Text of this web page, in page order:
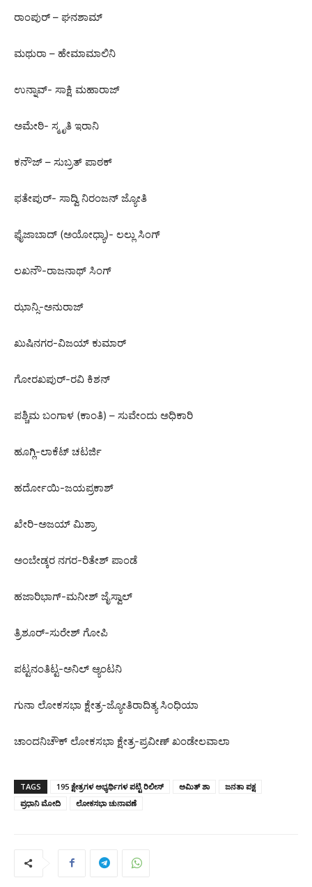
ರಾಂಪುರ್ – ಘನಶಾಮ್
ಮಥುರಾ – ಹೇಮಾಮಾಲಿನಿ
ಉನ್ನಾವ್- ಸಾಕ್ಷಿ ಮಹಾರಾಜ್
ಅಮೇಠಿ- ಸ್ಮೃತಿ ಇರಾನಿ
ಕನೌಜ್ – ಸುಬ್ರತ್ ಪಾಠಕ್
ಫತೇಪುರ್- ಸಾದ್ವಿ ನಿರಂಜನ್ ಜ್ಯೋತಿ
ಫೈಜಾಬಾದ್ (ಅಯೋಧ್ಯಾ)- ಲಲ್ಲು ಸಿಂಗ್
ಲಖನೌ-ರಾಜನಾಥ್ ಸಿಂಗ್
ಝಾನ್ಸಿ-ಅನುರಾಜ್
ಖುಷಿನಗರ-ವಿಜಯ್​ ಕುಮಾರ್
ಗೋರಖಪುರ್-ರವಿ ಕಿಶನ್
ಪಶ್ಚಿಮ ಬಂಗಾಳ (ಕಾಂತಿ) – ಸುವೇಂದು ಅಧಿಕಾರಿ
ಹೂಗ್ಲಿ-ಲಾಕೆಟ್ ಚಟರ್ಜಿ
ಹರ್ದೋಯಿ-ಜಯಪ್ರಕಾಶ್
ಖೇರಿ-ಅಜಯ್ ಮಿಶ್ರಾ
ಅಂಬೇಡ್ಕರ ನಗರ-ರಿತೇಶ್ ಪಾಂಡೆ
ಹಜಾರಿಭಾಗ್-ಮನೀಶ್ ಜೈಸ್ವಾಲ್
ತ್ರಿಶೂರ್-ಸುರೇಶ್ ಗೋಪಿ
ಪಟ್ಟನಂತಿಟ್ಟ-ಅನಿಲ್ ಆ್ಯಂಟನಿ
ಗುನಾ ಲೋಕಸಭಾ ಕ್ಷೇತ್ರ-ಜ್ಯೋತಿರಾದಿತ್ಯ ಸಿಂಧಿಯಾ
ಚಾಂದನಿಚೌಕ್ ಲೋಕಸಭಾ ಕ್ಷೇತ್ರ-ಪ್ರವೀಣ್ ಖಂಡೇಲವಾಲಾ
TAGS 195 ಕ್ಷೇತ್ರಗಳ ಅಭ್ಯರ್ಥಿಗಳ ಪಟ್ಟಿ ರಿಲೀಸ್ ಅಮಿತ್‌ ಶಾ
ಜನತಾ ಪಕ್ಷ
ಪ್ರಧಾನಿ ಮೋದಿ
ಲೋಕಸಭಾ ಚುನಾವಣೆ